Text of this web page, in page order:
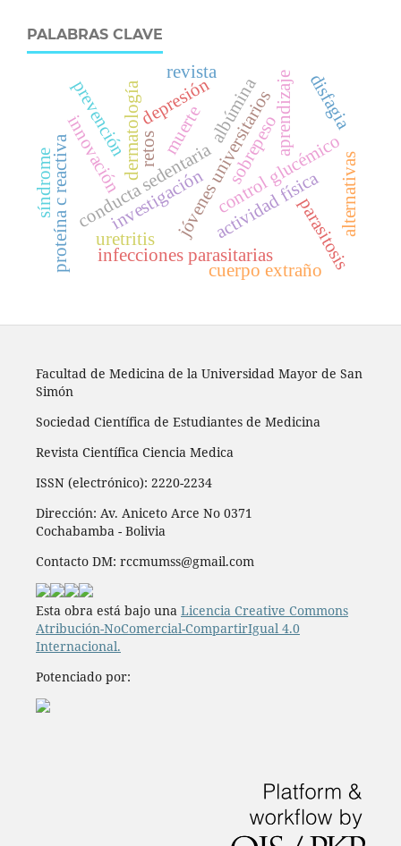
PALABRAS CLAVE
dermatología jóvenes universitarios
conducta sedentariaactividad física
control glucémico
sobrepeso
innovación aprendizaje
proteína c reactiva infecciones parasitarias parasitosis
prevención
investigación
retosmuertealbúmina
depresión
revista
síndrome
uretritis
alternativas
cuerpo extraño
disfagia
Facultad de Medicina de la Universidad Mayor de San
Simón
Sociedad Científica de Estudiantes de Medicina
Revista Científica Ciencia Medica
ISSN (electrónico): 2220-2234
Dirección: Av. Aniceto Arce No 0371
Cochabamba - Bolivia
Contacto DM: rccmumss@gmail.com
Esta obra está bajo una Licencia Creative Commons
Atribución-NoComercial-CompartirIgual 4.0
Internacional.
Potenciado por: